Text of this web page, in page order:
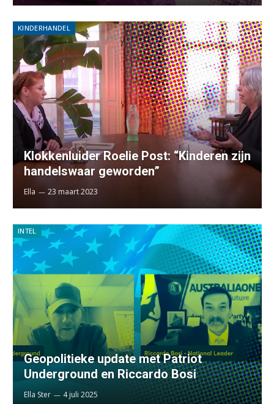
KINDERHANDEL
Klokkenluider Roelie Post: “Kinderen zijn
handelswaar geworden”
Ella 23 maart 2023
INTEL
Geopolitieke update met Patriot
Underground en Riccardo Bosi
Ella Ster 4 juli 2025